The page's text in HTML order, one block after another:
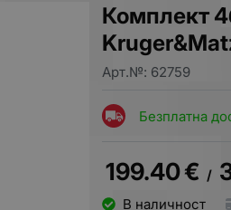
Комплект
Арт.№: 62759
Безплатна
199.40€ /
В наличност